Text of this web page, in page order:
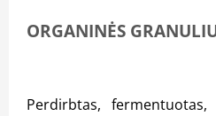
ORGANINĖS
Perdirbtas,